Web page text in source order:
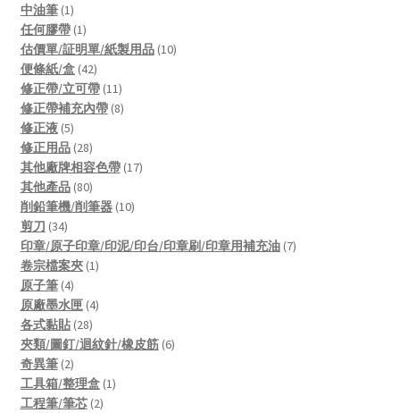
products
中油筆 11
product
任何膠帶 11
product
估價單/証明單/紙製用品 1010
便條紙/盒 4242
products
修正帶/立可帶 1111
products
修正帶補充內帶 88
修正液 55
products
修正用品 2828
products
其他廠牌相容色帶 1717
其他產品 8080
products
削鉛筆機/削筆器 1010
剪刀 3434
products
印章/原子印章/印泥/印台/印章刷/印章用補充油 77
卷宗檔案夾 11
原子筆 44
products
原廠墨水匣 44
各式黏貼 2828
products
夾類/圖釘/迴紋針/橡皮筋 66
奇異筆 22
products
工具箱/整理盒 11
工程筆/筆芯 22